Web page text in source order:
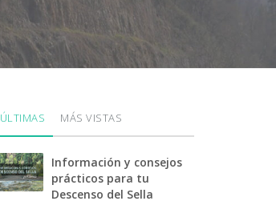
ÚLTIMAS MÁS VISTAS
Información y consejos
prácticos para tu
Descenso del Sella